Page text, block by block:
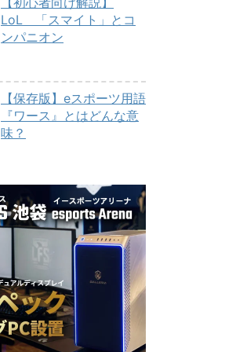
LoL 「スマイト」とコ
ンパニオン
【保存版】eスポーツ用語
『ワース』とはどんな意
味？